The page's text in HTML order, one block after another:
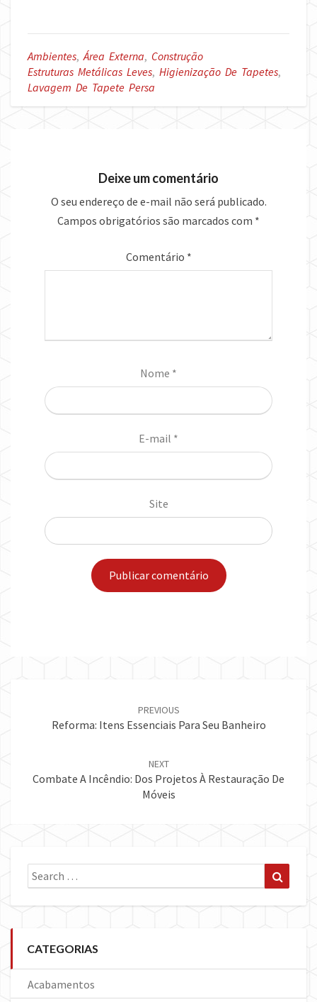
Ambientes,Área Externa, Construção
Estruturas Metálicas Leves, Higienização De Tapetes,
Lavagem De Tapete Persa
Deixe um comentário
O seu endereço de e-mail não será publicado.
Campos obrigatórios são marcados com *
Comentário *
Nome *
E-mail *
Site
PREVIOUS
Reforma: Itens Essenciais Para Seu Banheiro
NEXT
Combate A Incêndio: Dos Projetos À Restauração De
Móveis
Search
for:
CATEGORIAS
Acabamentos